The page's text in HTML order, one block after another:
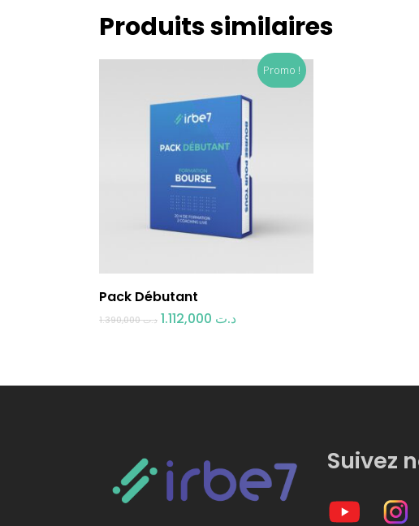
Produits similaires
Promo !
Ajouter Au Panier
Pack Débutant
د.ت1.390,000 Le د.تLe
Suivez